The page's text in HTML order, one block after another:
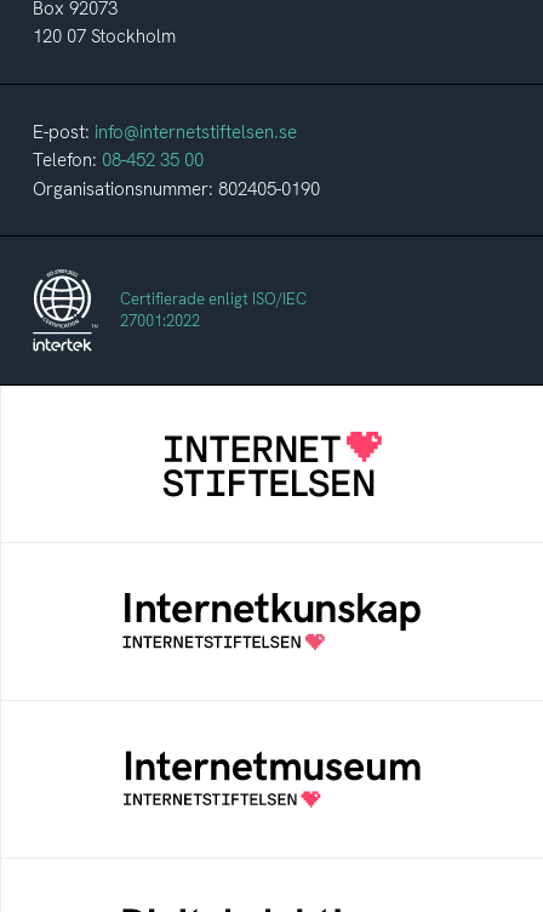
Box 92073
120 07 Stockholm
E-post: info@internetstiftelsen.se
Telefon: 08-452 35 00
Organisationsnummer: 802405-0190
Certifierade enligt ISO/IEC
27001:2022
Internetstiftelsen verkar för ett internet som
bidrar positivt till människan och samhället
Samlad kunskap som hjälper dig att bli en
säker och medveten internetanvändare
Ett digitalt museum som byggts, och kureras
av Internetstiftelsen